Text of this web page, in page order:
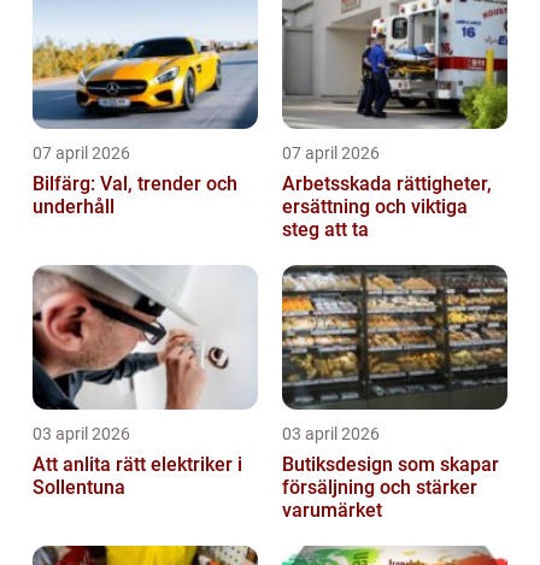
07 april 2026
Bilfärg: Val, trender och
underhåll
07 april 2026
Arbetsskada rättigheter,
ersättning och viktiga
steg att ta
03 april 2026
Att anlita rätt elektriker i
Sollentuna
03 april 2026
Butiksdesign som skapar
försäljning och stärker
varumärket